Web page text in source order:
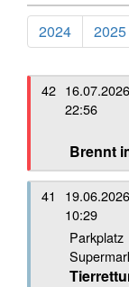
2024 2025
42 16.07.2026
22:56
Brennt
41
19.06.2026
10:29
Parkplatz